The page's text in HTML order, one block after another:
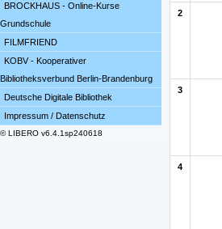
BROCKHAUS - Online-Kurse
Grundschule
FILMFRIEND
KOBV - Kooperativer
Bibliotheksverbund Berlin-Brandenburg
Deutsche Digitale Bibliothek
Impressum / Datenschutz
© LIBERO v6.4.1sp240618
2
3
4